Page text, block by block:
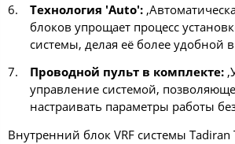
Технология 'Auto':
блоков упрощает процесс
системы, делая её более удобной
Проводной пульт в комплекте:
управление системой,
настраивать параметры работы
Внутренний блок VRF системы Tadiran